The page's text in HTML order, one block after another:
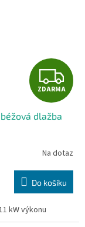
Z
D
R
M
A
ZDARMA
béžová dlažba
Na dotaz
Do košíku
kW výkonu